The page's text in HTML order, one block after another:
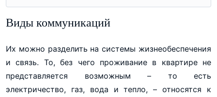
Виды коммуникаций
Их можно разделить на системы жизнеобеспечения
и связь. То, без чего проживание в квартире не
представляется возможным – то есть
электричество, газ, вода и тепло, – относятся к